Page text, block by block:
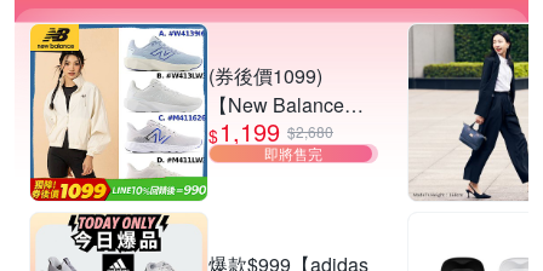
(券後價1099)
【New Balance】
慢跑鞋_女/中性_多
款任選
W3) (網路獨家款)
$1,199 $2,680
即將售完
爆款$999【adidas